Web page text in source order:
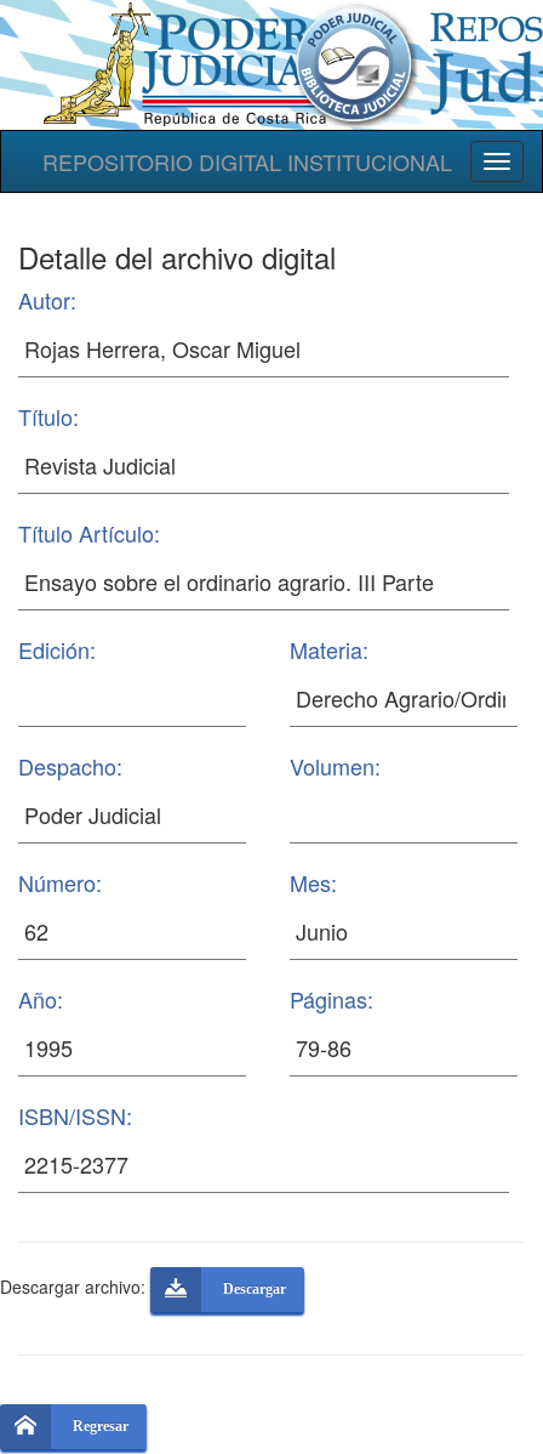
REPOSITORIO DIGITAL INSTITUCIONAL
Detalle del archivo digital
Autor:
Título:
Título Artículo:
Edición: Materia:
Despacho: Volumen:
Número: Mes:
Año: Páginas:
ISBN/ISSN:
Descargar archivo: Descargar
Regresar